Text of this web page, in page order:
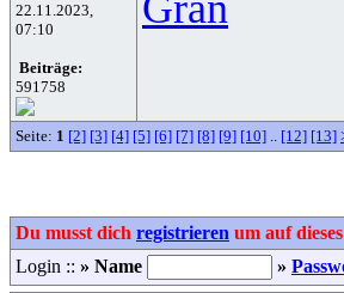
22.11.2023,
07:10
Beiträge:
591758
Seite: 1 [2] [3] [4] [5] [6] [7] [8] [9] [10] .. [12] [13]
Du musst dich registrieren um auf
Login :: » Name »